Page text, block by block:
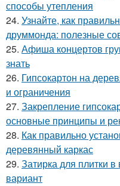
способы утепления
24. Узнайте, как
друммонда: полезные
25. Афиша концертов
знать
26. Гипсокартон на
и ограничения
27. Закрепление
основные принципы и
28. Как правильно
деревянный каркас
29. Затирка для плитки
вариант